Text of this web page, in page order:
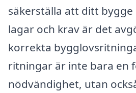
säkerställa att ditt bygge
lagar och krav är det
korrekta
ritningar är inte bara en
nödvändighet, utan